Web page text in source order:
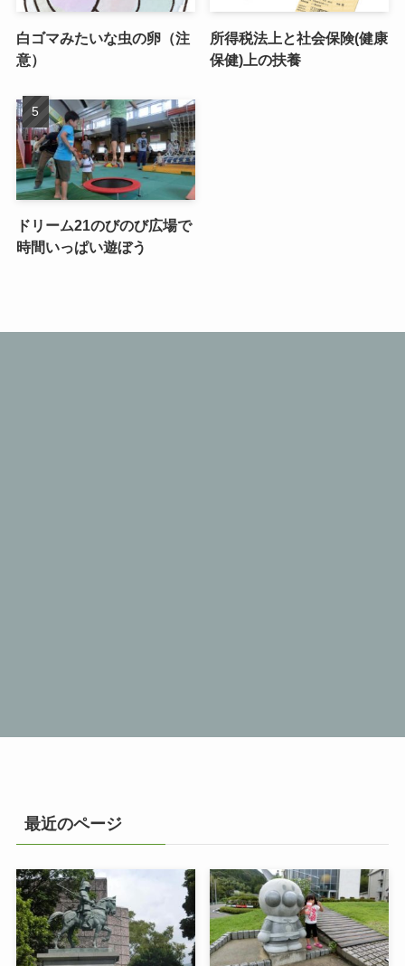
白ゴマみたいな虫の卵（注
意）
所得税法上と社会保険(健康
保健)上の扶養
ドリーム21のびのび広場で
時間いっぱい遊ぼう
最近のページ